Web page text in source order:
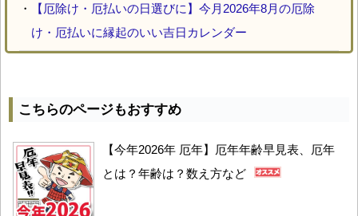
・
【厄除け・厄払いの日選びに】今月2026年8月の厄除
け・厄払いに縁起のいい吉日カレンダー
こちらのページもおすすめ
【今年2026年 厄年】厄年年齢早見表、厄年
とは？年齢は？数え方など